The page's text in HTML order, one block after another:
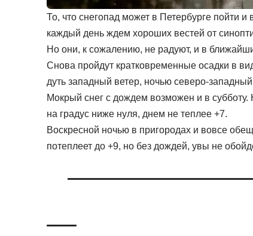
То, что снегопад может в Петербурге пойти
каждый день ждем хороших вестей от
Но они, к сожалению, не радуют, и в
Снова пройдут кратковременные осадки в
дуть западный ветер, ночью северо-
Мокрый снег с дождем возможен и в
на градус ниже нуля, днем не теплее +7.
Воскресной ночью в пригородах и вовсе
потеплеет до +9, но без дождей, увы не